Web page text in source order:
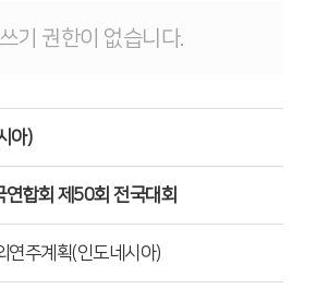
기 권한이 없습니다.
아)
연합회 제50회 전국대회
주계획(인도네시아)